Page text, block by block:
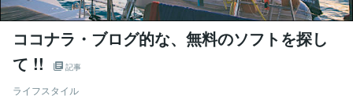
ココナラ・ブログ的な、無料のソフトを探し
て !!
記事
ライフスタイル